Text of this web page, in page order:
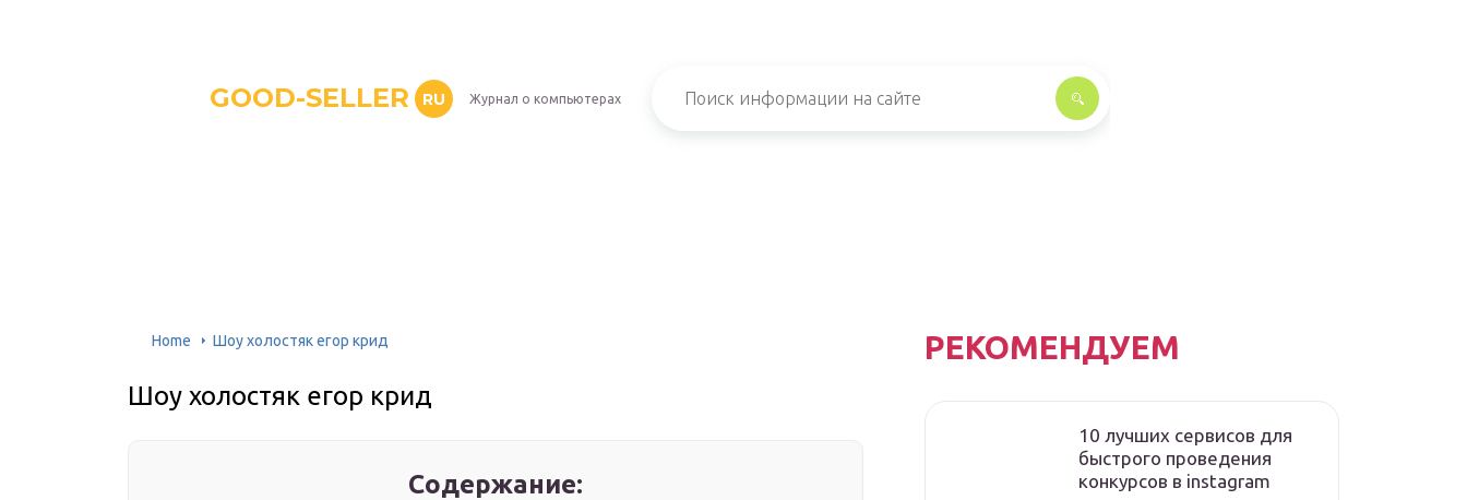
GOOD-SELLER RU Журнал о компьютерах
Home Шоу холостяк егор крид
Шоу холостяк егор крид
Содержание:
РЕКОМЕНДУЕМ
10 лучших сервисов для
быстрого проведения
конкурсов в instagram